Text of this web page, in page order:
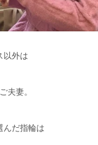
以外は
夫妻。
んだ指輪は